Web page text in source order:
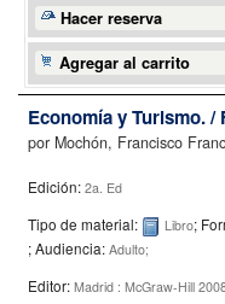
Hacer reserva
Agregar al carrito
Economía y Turismo. /
por Mochón, Francisco
Edición: 2a. Ed
Tipo de material: Libro;
; Audiencia: Adulto;
Editor: Madrid : McGraw-Hill